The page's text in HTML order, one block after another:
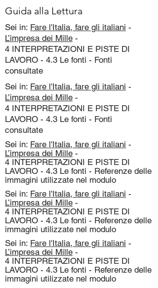
Guida alla Lettura
Sei in: Fare l'Italia, fare gli italiani -
L’impresa dei Mille -
4 INTERPRETAZIONI E PISTE DI
LAVORO - 4.3 Le fonti - Fonti
consultate
Sei in: Fare l'Italia, fare gli italiani -
L’impresa dei Mille -
4 INTERPRETAZIONI E PISTE DI
LAVORO - 4.3 Le fonti - Fonti
consultate
Sei in: Fare l'Italia, fare gli italiani -
L’impresa dei Mille -
4 INTERPRETAZIONI E PISTE DI
LAVORO - 4.3 Le fonti - Referenze delle
immagini utilizzate nel modulo
Sei in: Fare l'Italia, fare gli italiani -
L’impresa dei Mille -
4 INTERPRETAZIONI E PISTE DI
LAVORO - 4.3 Le fonti - Referenze delle
immagini utilizzate nel modulo
Sei in: Fare l'Italia, fare gli italiani -
L’impresa dei Mille -
4 INTERPRETAZIONI E PISTE DI
LAVORO - 4.3 Le fonti - Referenze delle
immagini utilizzate nel modulo